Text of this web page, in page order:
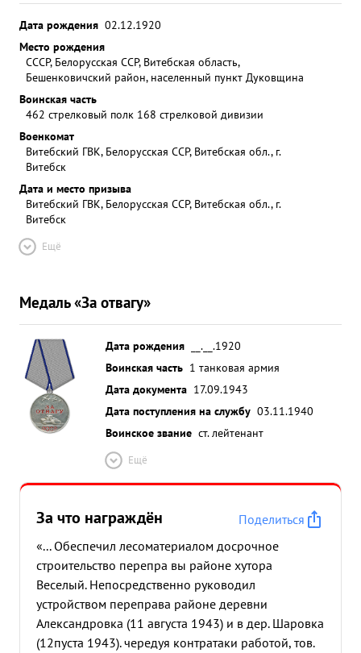
Дата рождения 02.12.1920
Место рождения
СССР, Белорусская ССР, Витебская область,
Бешенковичский район, населенный пункт Дуковщина
Воинская часть
462 стрелковый полк 168 стрелковой дивизии
Военкомат
Витебский ГВК, Белорусская ССР, Витебская обл., г.
Витебск
Дата и место призыва
Витебский ГВК, Белорусская ССР, Витебская обл., г.
Витебск
Ещё
Медаль «За отвагу»
Дата рождения
__.__.1920
Воинская часть 1 танковая армия
Дата документа 17.09.1943
Дата поступления на службу 03.11.1940
Воинское звание ст. лейтенант
Ещё
За что награждён
Поделиться
«... Обеспечил лесоматериалом досрочное
строительство перепра вы районе хутора
Веселый. Непосредственно руководил
устройством переправа районе деревни
Александровка (11 августа 1943) и в дер. Шаровка
(12пуста 1943). чередуя контратаки работой, тов.